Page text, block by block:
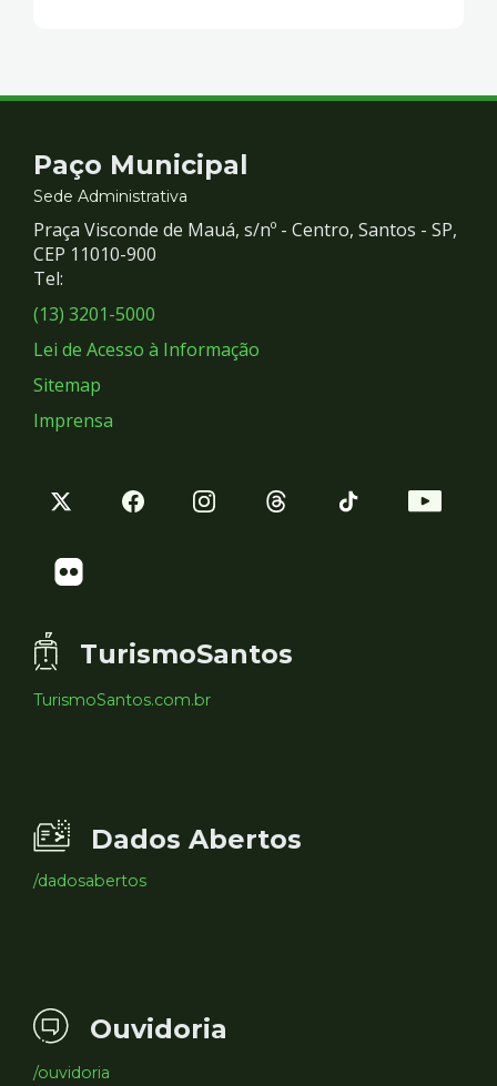
Contato
e
Redes
Sociais
Paço Municipal
Sede Administrativa
Praça Visconde de Mauá, s/nº - Centro, Santos - SP,
CEP 11010-900
Tel:
(13) 3201-5000
Lei de Acesso à Informação
Sitemap
Imprensa
TurismoSantos
TurismoSantos.com.br
Dados Abertos
/dadosabertos
Ouvidoria
/ouvidoria